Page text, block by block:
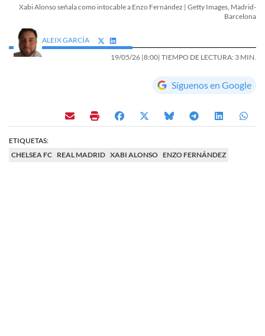
Xabi Alonso señala como intocable a Enzo Fernández | Getty Images, Madrid-
Barcelona
ALEIX GARCÍA
19/05/26 |8:00| TIEMPO DE LECTURA: 3 MIN.
Síguenos en Google
ETIQUETAS:
CHELSEA FC REAL MADRID XABI ALONSO ENZO FERNÁNDEZ